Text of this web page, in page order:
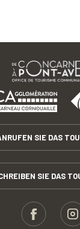
SIE DAS
SIE DAS